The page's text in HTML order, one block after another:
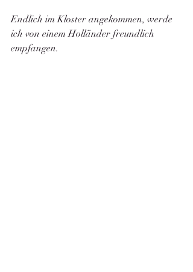
Endlich im Kloster angekommen, werde
ich von einem Holländer freundlich
empfangen.